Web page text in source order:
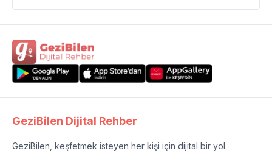
GeziBilen Dijital Rehber
GeziBilen, keşfetmek isteyen her kişi için dijital bir yol